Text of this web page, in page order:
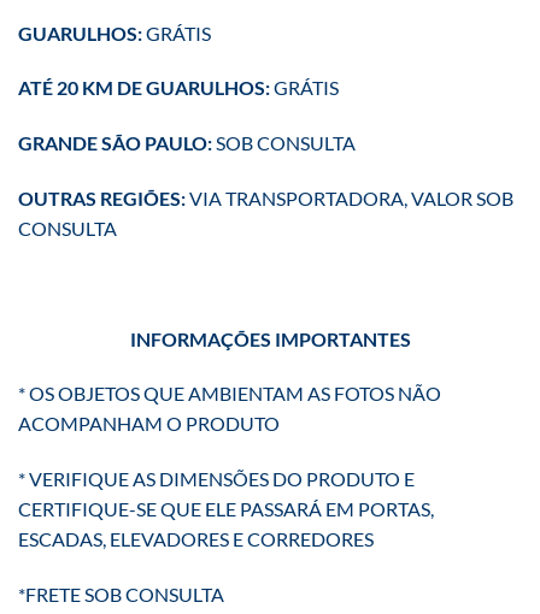
GUARULHOS:GRÁTIS
ATÉ 20 KM DE GUARULHOS:GRÁTIS
GRANDE SÃO PAULO:SOB CONSULTA
OUTRAS REGIÕES:VIA TRANSPORTADORA, VALOR SOB
CONSULTA
INFORMAÇÕES IMPORTANTES
* OS OBJETOS QUE AMBIENTAM AS FOTOS NÃO
ACOMPANHAM O PRODUTO
* VERIFIQUE AS DIMENSÕES DO PRODUTO E
CERTIFIQUE-SE QUE ELE PASSARÁ EM PORTAS,
ESCADAS, ELEVADORES E CORREDORES
*FRETE SOB CONSULTA